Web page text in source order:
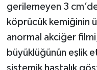
gerilemeyen 3
köprücük kemiğinin
anormal akciğer
büyüklüğünün eşlik
sistemik hastalık